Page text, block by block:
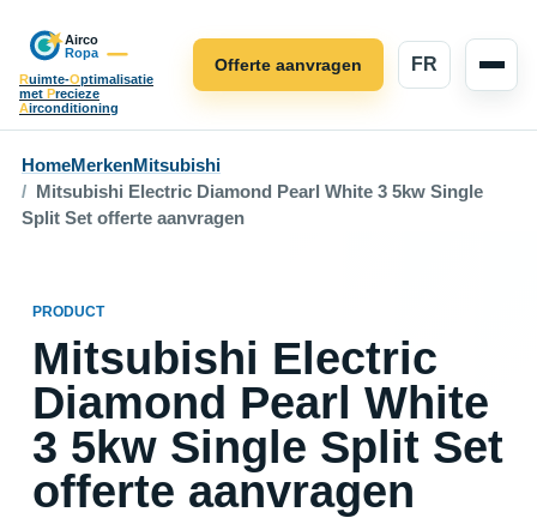
Ruimte-Optimalisatie
met Precieze
Airconditioning
FR
Offerte aanvragen
HomeMerkenMitsubishi
Mitsubishi Electric Diamond Pearl White 3 5kw Single
Split Set offerte aanvragen
PRODUCT
Mitsubishi Electric
Diamond Pearl White
3 5kw Single Split Set
offerte aanvragen